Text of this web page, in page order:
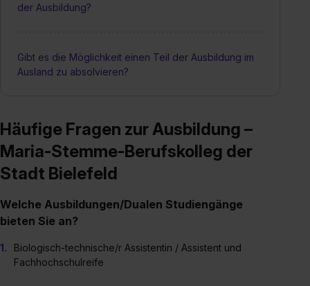
der Ausbildung?
Gibt es die Möglichkeit einen Teil der Ausbildung im
Ausland zu absolvieren?
Häufige Fragen zur Ausbildung –
Maria-Stemme-Berufskolleg der
Stadt Bielefeld
Welche Ausbildungen/Dualen Studiengänge
bieten Sie an?
Biologisch-technische/r Assistentin / Assistent und
Fachhochschulreife